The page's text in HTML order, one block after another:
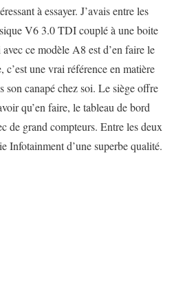
à essayer. J’avais entre les
V6 3.0 TDI couplé à une boite
ce modèle A8 est d’en faire le
c’est une vrai référence en matière
son canapé chez soi. Le siège offre
qu’en faire, le tableau de bord
de grand compteurs. Entre les deux
Infotainment d’une superbe qualité.